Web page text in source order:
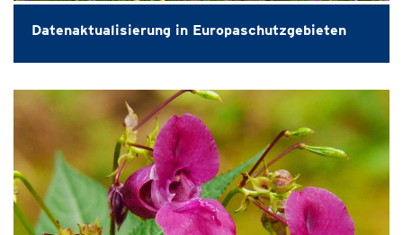
Datenaktualisierung in Europaschutzgebieten